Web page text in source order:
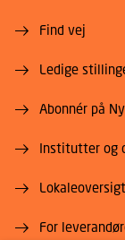
Find vej
Ledige
Abonnér på
Institutter og
For